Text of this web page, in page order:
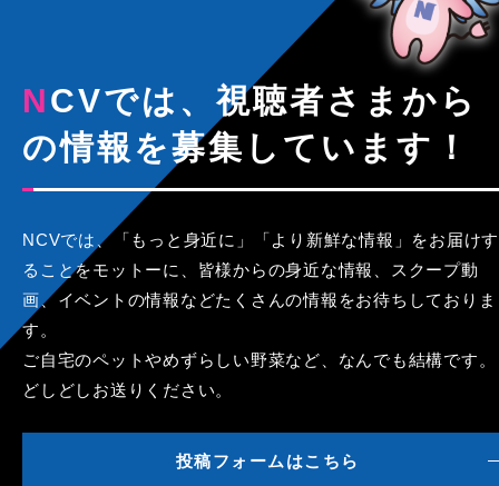
NCVでは、視聴者さまから
の情報を募集しています！
NCVでは、「もっと身近に」「より新鮮な情報」をお届けす
ることをモットーに、皆様からの身近な情報、スクープ動
画、イベントの情報などたくさんの情報をお待ちしておりま
す。
ご自宅のペットやめずらしい野菜など、なんでも結構です。
どしどしお送りください。
投稿フォームはこちら